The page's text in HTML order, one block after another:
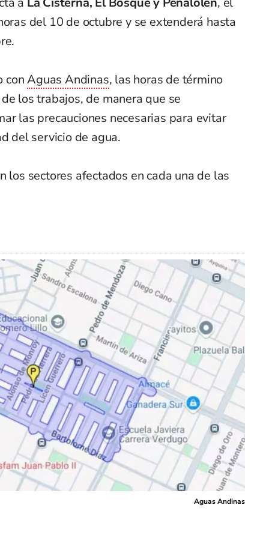
del 10 de octubre y se extenderá hasta
conAguas Andinas, las horas de término
los trabajos, de manera que se
las precauciones necesarias para evitar
del servicio de agua.
los sectores afectados en cada una de las
Aguas Andinas